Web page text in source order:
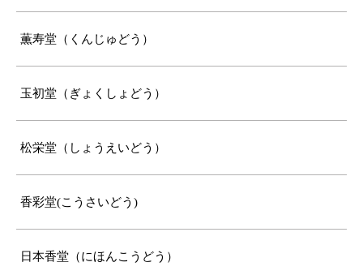
薫寿堂（くんじゅどう）
玉初堂（ぎょくしょどう）
松栄堂（しょうえいどう）
香彩堂(こうさいどう)
日本香堂（にほんこうどう）